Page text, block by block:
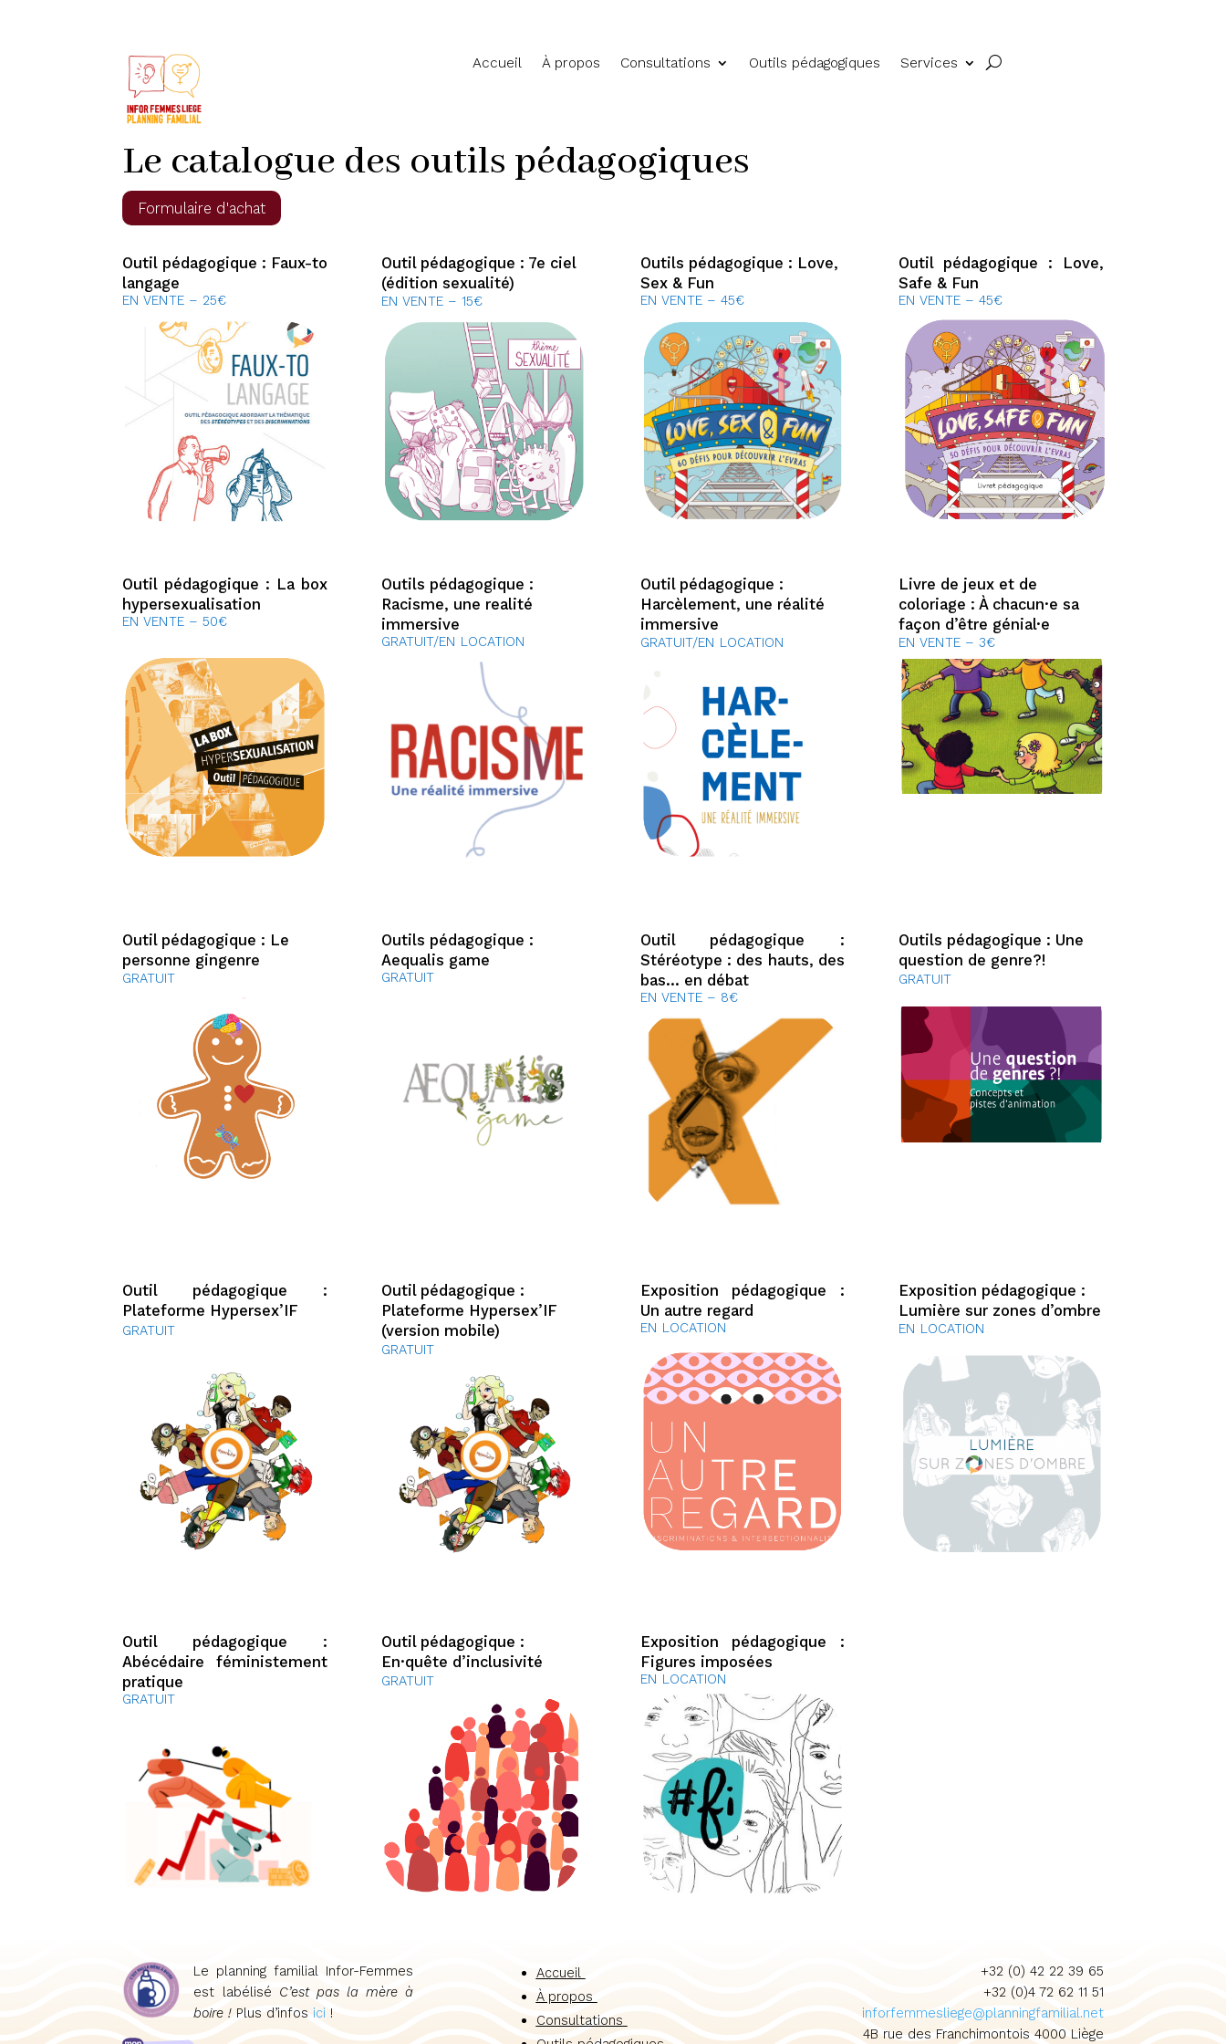
Accueil À propos Consultations Outils pédagogiques Services
Le catalogue des outils pédagogiques
Formulaire d'achat
Outil pédagogique : Faux-to
langage
EN VENTE – 25€
Outil pédagogique : 7e ciel
(édition sexualité)
EN VENTE – 15€
Outils pédagogique : Love,
Sex & Fun
EN VENTE – 45€
Outil pédagogique : Love,
Safe & Fun
EN VENTE – 45€
Outil pédagogique : La box
hypersexualisation
EN VENTE – 50€
Outils pédagogique :
Racisme, une realité
immersive
GRATUIT/EN LOCATION
Outil pédagogique :
Harcèlement, une réalité
immersive
GRATUIT/EN LOCATION
Livre de jeux et de
coloriage : À chacun·e sa
façon d’être génial·e
EN VENTE – 3€
Outil pédagogique : Le
personne gingenre
GRATUIT
Outils pédagogique :
Aequalis game
GRATUIT
Outil pédagogique :
Stéréotype : des hauts, des
bas… en débat
EN VENTE – 8€
Outils pédagogique : Une
question de genre?!
GRATUIT
Outil pédagogique :
Plateforme Hypersex’IF
GRATUIT
Outil pédagogique :
Plateforme Hypersex’IF
(version mobile)
GRATUIT
Exposition pédagogique :
Un autre regard
EN LOCATION
Exposition pédagogique :
Lumière sur zones d’ombre
EN LOCATION
Outil pédagogique :
Abécédaire féministement
pratique
GRATUIT
Outil pédagogique :
En·quête d’inclusivité
GRATUIT
Exposition pédagogique :
Figures imposées
EN LOCATION
Le planning familial Infor-Femmes
est labélisé C’est pas la mère à
boire ! Plus d’infos ici !
Accueil
À propos
Consultations
+32 (0) 42 22 39 65
+32 (0)4 72 62 11 51
inforfemmesliege@planningfamilial.net
4B rue des Franchimontois 4000 Liège